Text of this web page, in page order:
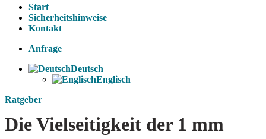
Start
Sicherheitshinweise
Kontakt
Anfrage
Deutsch
Englisch
Ratgeber
Die Vielseitigkeit der 1 mm